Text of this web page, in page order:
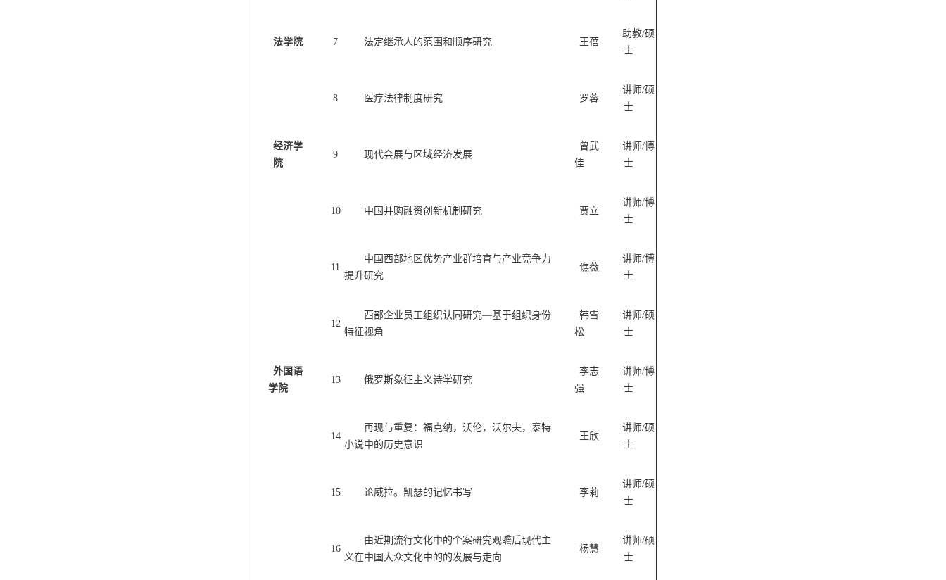
法学院 7 法定继承人的范围和顺序研究 王蓓
助教/硕
士
8 医疗法律制度研究 罗蓉
讲师/硕
士
经济学
院
9 现代会展与区域经济发展
曾武
佳
讲师/博
士
10 中国并购融资创新机制研究 贾立
讲师/博
士
11
中国西部地区优势产业群培育与产业竞争力
提升研究
谯薇
讲师/博
士
12
西部企业员工组织认同研究—基于组织身份
特征视角
韩雪
松
讲师/硕
士
外国语
学院
13 俄罗斯象征主义诗学研究
李志
强
讲师/博
士
14
再现与重复：福克纳，沃伦，沃尔夫，泰特
小说中的历史意识
王欣
讲师/硕
士
15 论威拉。凯瑟的记忆书写 李莉
讲师/硕
士
16
由近期流行文化中的个案研究观瞻后现代主
义在中国大众文化中的的发展与走向
杨慧
讲师/硕
士